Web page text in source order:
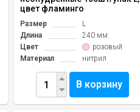
цвет фламинго
Размер
L
Длина
240 мм
Цвет
розовый
Материал
нитрил
В корзину